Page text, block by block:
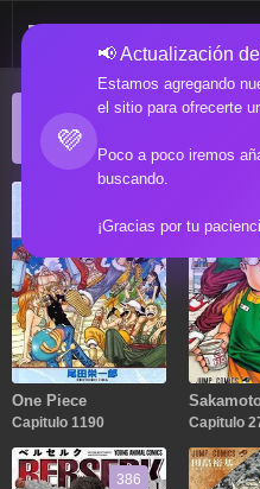
💜
📢 Actualización
Estamos agregando
el sitio para ofrecerte
Poco a poco iremos
buscando.
¡Gracias por tu
One Piece
Capitulo 1190 Capitulo
386